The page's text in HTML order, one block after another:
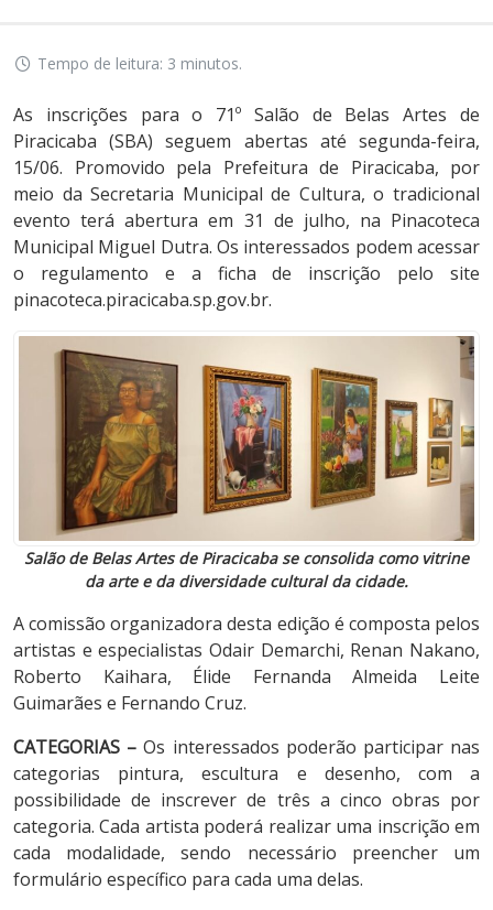
Tempo de leitura: 3 minutos.
As inscrições para o 71º Salão de Belas Artes de
Piracicaba (SBA) seguem abertas até segunda-feira,
15/06. Promovido pela Prefeitura de Piracicaba, por
meio da Secretaria Municipal de Cultura, o tradicional
evento terá abertura em 31 de julho, na Pinacoteca
Municipal Miguel Dutra. Os interessados podem acessar
o regulamento e a ficha de inscrição pelo site
pinacoteca.piracicaba.sp.gov.br.
Salão de Belas Artes de Piracicaba se consolida como vitrine
da arte e da diversidade cultural da cidade.
A comissão organizadora desta edição é composta pelos
artistas e especialistas Odair Demarchi, Renan Nakano,
Roberto Kaihara, Élide Fernanda Almeida Leite
Guimarães e Fernando Cruz.
CATEGORIAS –Os interessados poderão participar nas
categorias pintura, escultura e desenho, com a
possibilidade de inscrever de três a cinco obras por
categoria. Cada artista poderá realizar uma inscrição em
cada modalidade, sendo necessário preencher um
formulário específico para cada uma delas.